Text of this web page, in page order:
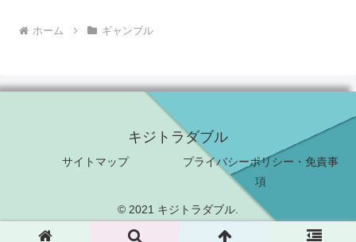
ホーム ギャンブル
キジトラダブル
サイトマップ
プライバシーポリシー・免責事
項
© 2021 キジトラダブル.